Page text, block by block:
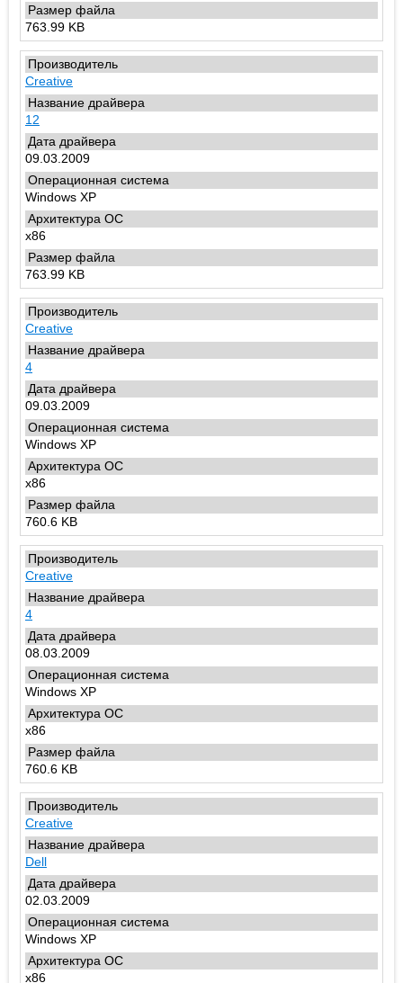
763.99 KB
Creative
12
09.03.2009
Windows XP
x86
763.99 KB
Creative
4
09.03.2009
Windows XP
x86
760.6 KB
Creative
4
08.03.2009
Windows XP
x86
760.6 KB
Creative
Dell
02.03.2009
Windows XP
x86